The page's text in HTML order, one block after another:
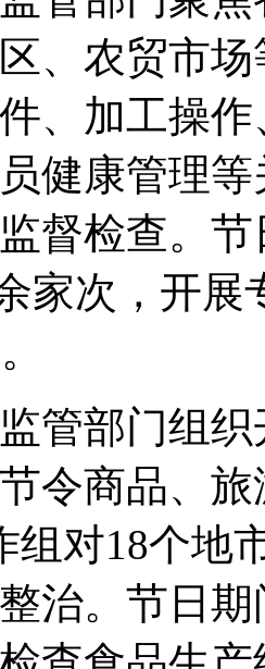
、农贸市
、加工操
健康管理
督检查。
家次，开
管部门组
令商品、
组对18个地
治。节日